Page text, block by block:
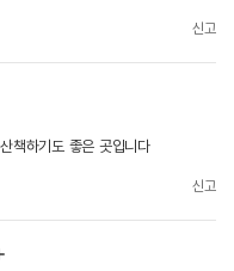
신고
책하기도 좋은 곳입니다
신고